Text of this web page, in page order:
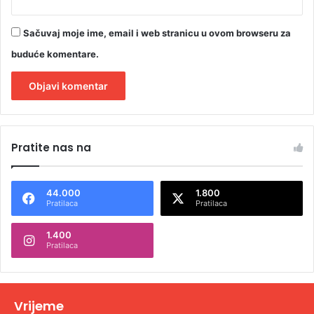
Sačuvaj moje ime, email i web stranicu u ovom browseru za
buduće komentare.
t
n
t
v
Pratite nas na
44.000
Pratilaca
1.800
Pratilaca
1.400
Pratilaca
Vrijeme